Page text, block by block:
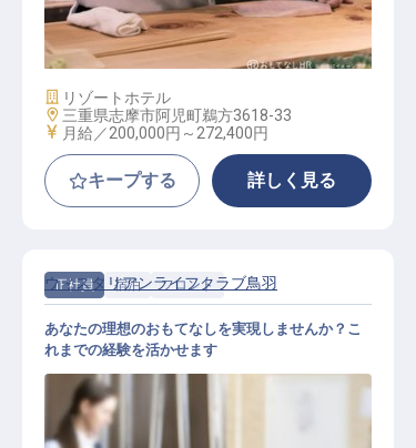
和食調理
施設業態
リゾートホテル
勤務地
三重県志摩市阿児町鵜方3618-33
給与
月給／200,000円～ 272,400円
キープする 詳しく見る
正社員 宿泊 フロント
ウィスタリアンライフクラブ鳥羽
あなたの理想のおもてなしを実現しませんか？こ
れまでの経験を活かせます